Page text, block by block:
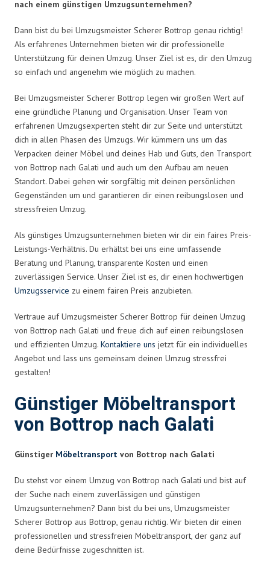
nach einem günstigen Umzugsunternehmen?
Dann bist du bei Umzugsmeister Scherer Bottrop genau richtig!
Als erfahrenes Unternehmen bieten wir dir professionelle
Unterstützung für deinen Umzug. Unser Ziel ist es, dir den Umzug
so einfach und angenehm wie möglich zu machen.
Bei Umzugsmeister Scherer Bottrop legen wir großen Wert auf
eine gründliche Planung und Organisation. Unser Team von
erfahrenen Umzugsexperten steht dir zur Seite und unterstützt
dich in allen Phasen des Umzugs. Wir kümmern uns um das
Verpacken deiner Möbel und deines Hab und Guts, den Transport
von Bottrop nach Galati und auch um den Aufbau am neuen
Standort. Dabei gehen wir sorgfältig mit deinen persönlichen
Gegenständen um und garantieren dir einen reibungslosen und
stressfreien Umzug.
Als günstiges Umzugsunternehmen bieten wir dir ein faires Preis-
Leistungs-Verhältnis. Du erhältst bei uns eine umfassende
Beratung und Planung, transparente Kosten und einen
zuverlässigen Service. Unser Ziel ist es, dir einen hochwertigen
Umzugsservice zu einem fairen Preis anzubieten.
Vertraue auf Umzugsmeister Scherer Bottrop für deinen Umzug
von Bottrop nach Galati und freue dich auf einen reibungslosen
und effizienten Umzug. Kontaktiere uns jetzt für ein individuelles
Angebot und lass uns gemeinsam deinen Umzug stressfrei
gestalten!
Günstiger Möbeltransport
von Bottrop nach Galati
Günstiger Möbeltransport von Bottrop nach Galati
Du stehst vor einem Umzug von Bottrop nach Galati und bist auf
der Suche nach einem zuverlässigen und günstigen
Umzugsunternehmen? Dann bist du bei uns, Umzugsmeister
Scherer Bottrop aus Bottrop, genau richtig. Wir bieten dir einen
professionellen und stressfreien Möbeltransport, der ganz auf
deine Bedürfnisse zugeschnitten ist.